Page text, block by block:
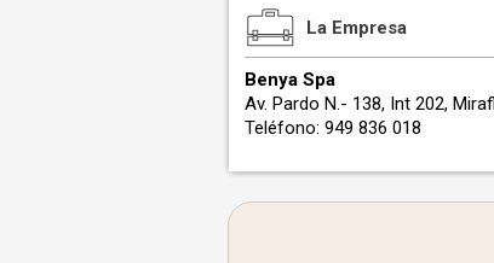
La Empresa
Benya Spa
Av. Pardo N.- 138, Int 202,
Teléfono: 949 836 018